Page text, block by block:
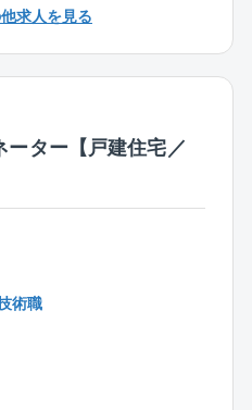
。
一員として「環境」「土
、総合環境エンジニアリ
サルティング及び設計・
ステップにおいて高品質
一貫して提供しておりま
良い地球環境の実現に向
自の専門技術とノウハウ
外へと活動のフィールド
求人を見る
ター【戸建住宅／
術職